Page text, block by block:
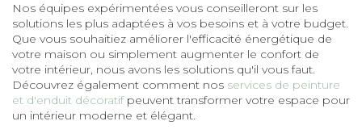
Nos équipes expérimentées vous conseilleront sur les
solutions les plus adaptées à vos besoins et à votre budget.
Que vous souhaitiez améliorer l'efficacité énergétique de
votre maison ou simplement augmenter le confort de
votre intérieur, nous avons les solutions qu'il vous faut.
Découvrez également comment nos services de peinture
et d'enduit décoratifpeuvent transformer votre espace pour
un intérieur moderne et élégant.